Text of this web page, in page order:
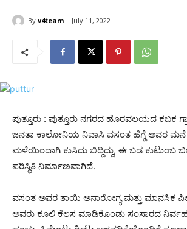
By v4team July 11, 2022
ಪುತ್ತೂರು : ಪುತ್ತೂರು ನಗರದ ಹೊರವಲಯದ ಕಬಕ
ಜನತಾ ಕಾಲೋನಿಯ ನಿವಾಸಿ ವಸಂತ ಹೆಗ್ಡೆ ಅವರ ಮನೆ
ಮಳೆಯಿಂದಾಗಿ ಕುಸಿದು ಬಿದ್ದಿದ್ದು, ಈ ಬಡ ಕುಟುಂಬ
ಪರಿಸ್ಥಿತಿ ನಿರ್ಮಾಣವಾಗಿದೆ.
ವಸಂತ ಅವರ ತಾಯಿ ಅನಾರೋಗ್ಯ ಮತ್ತು ಮಾನಸಿಕ
ಅವರು ಕೂಲಿ ಕೆಲಸ ಮಾಡಿಕೊಂಡು ಸಂಸಾರದ ನಿರ್ವಹಣೆ